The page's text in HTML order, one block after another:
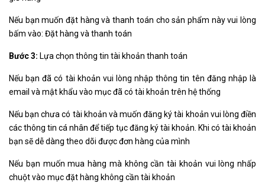
Nếu bạn muốn đặt hàng và thanh toán cho sản phẩm này vui lòng
bấm vào: Đặt hàng và thanh toán
Bước 3: Lựa chọn thông tin tài khoản thanh toán
Nếu bạn đã có tài khoản vui lòng nhập thông tin tên đăng nhập là
email và mật khẩu vào mục đã có tài khoản trên hệ thống
Nếu bạn chưa có tài khoản và muốn đăng ký tài khoản vui lòng điền
các thông tin cá nhân để tiếp tục đăng ký tài khoản. Khi có tài khoản
bạn sẽ dễ dàng theo dõi được đơn hàng của mình
Nếu bạn muốn mua hàng mà không cần tài khoản vui lòng nhấp
chuột vào mục đặt hàng không cần tài khoản